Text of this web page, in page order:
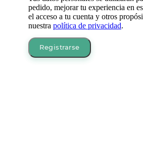
pedido, mejorar tu experiencia en
el acceso a tu cuenta y otros
nuestra política de privacidad.
Registrarse